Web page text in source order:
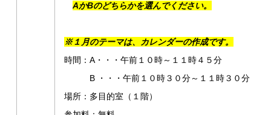
AかBのどちらかを選んでください。
※１月のテーマは、カレンダーの作成です。
時間：A・・・午前１０時～１１時４５分
B ・・・午前１０時３０分～１１時３０分
場所：多目的室（１階）